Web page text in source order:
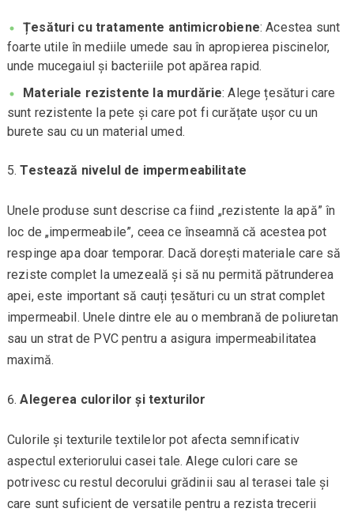
Țesături cu tratamente antimicrobiene: Acestea sunt
foarte utile în mediile umede sau în apropierea piscinelor,
unde mucegaiul și bacteriile pot apărea rapid.
Materiale rezistente la murdărie: Alege țesături care
sunt rezistente la pete și care pot fi curățate ușor cu un
burete sau cu un material umed.
Testează nivelul de impermeabilitate
Unele produse sunt descrise ca fiind „rezistente la apă” în
loc de „impermeabile”, ceea ce înseamnă că acestea pot
respinge apa doar temporar. Dacă dorești materiale care să
reziste complet la umezeală și să nu permită pătrunderea
apei, este important să cauți țesături cu un strat complet
impermeabil. Unele dintre ele au o membrană de poliuretan
sau un strat de PVC pentru a asigura impermeabilitatea
maximă.
Alegerea culorilor și texturilor
Culorile și texturile textilelor pot afecta semnificativ
aspectul exteriorului casei tale. Alege culori care se
potrivesc cu restul decorului grădinii sau al terasei tale și
care sunt suficient de versatile pentru a rezista trecerii